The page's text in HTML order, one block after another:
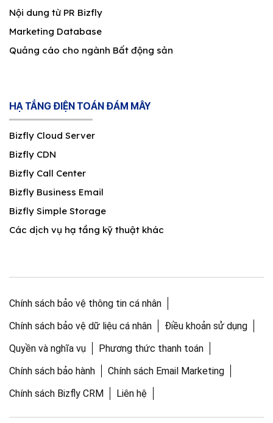
Nội dung từ PR Bizfly
Marketing Database
Quảng cáo cho ngành Bất động sản
HẠ TẦNG ĐIỆN TOÁN ĐÁM MÂY
Bizfly Cloud Server
Bizfly CDN
Bizfly Call Center
Bizfly Business Email
Bizfly Simple Storage
Các dịch vụ hạ tầng kỹ thuật khác
Chính sách bảo vệ thông tin cá nhân
Chính sách bảo vệ dữ liệu cá nhân
Điều khoản sử dụng
Quyền và nghĩa vụ
Phương thức thanh toán
Chính sách bảo hành
Chính sách Email Marketing
Chính sách Bizfly CRM
Liên hệ